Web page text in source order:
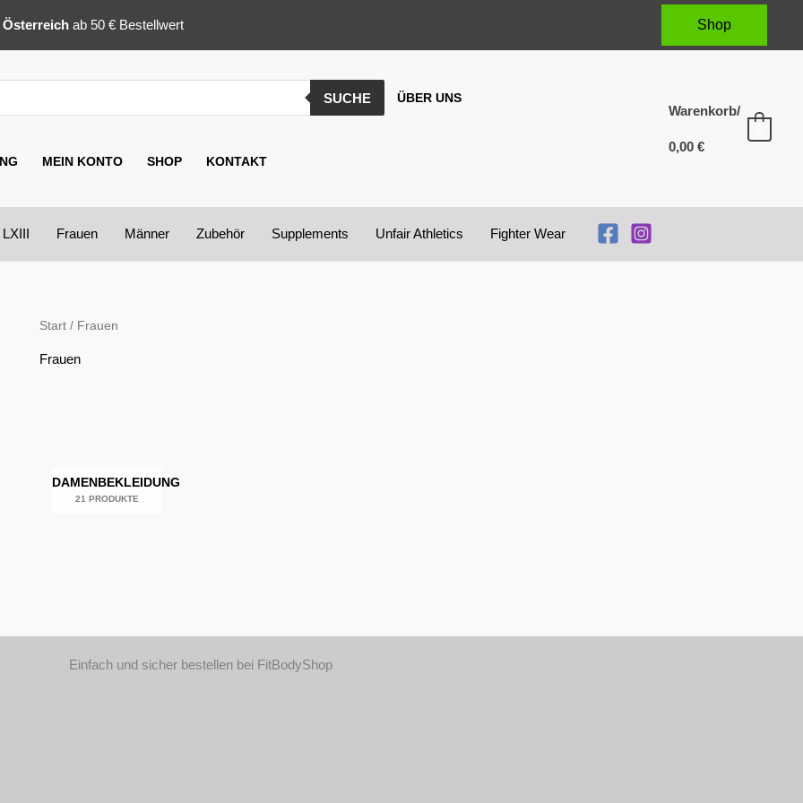
Österreich ab 50 € Bestellwert Shop
SUCHE ÜBER UNS
MEIN KONTO SHOP KONTAKT
Warenkorb/
0,00 €
Frauen Männer Zubehör Supplements Unfair Athletics Fighter Wear
Start / Frauen
Frauen
DAMENBEKLEIDUNG
21 PRODUKTE
Einfach und sicher bestellen bei FitBodyShop